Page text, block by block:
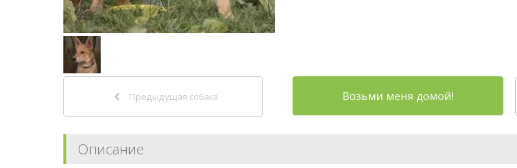
Предыдущая собака Возьми меня домой!
Описание